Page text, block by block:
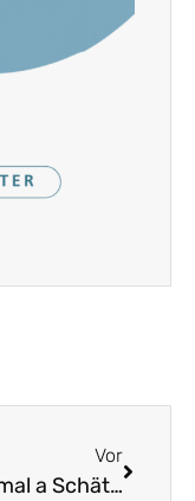
Vor
I hab amal a Schätzle g’het